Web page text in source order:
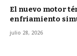
El nuevo motor
enfriamiento
julio 28, 2026